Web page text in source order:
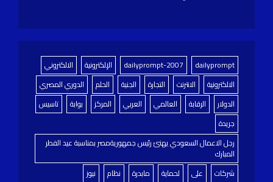
dailyprompt
dailyprompt-2007 الإلكترونية
الالكتروني
الالكترونية
الانترنت التجارة الجنية الحلم
الدوري المصري
الدولار
الرقابة العالمي العربي المركز بوابة
تاسيس
جريدة
رجل الاعمال السعودي يهنئ رئيس جمهوريةمصر بمناسبة عيد الفطر
المبارك
شركات
على لحماية مابدرة نظام نيوز